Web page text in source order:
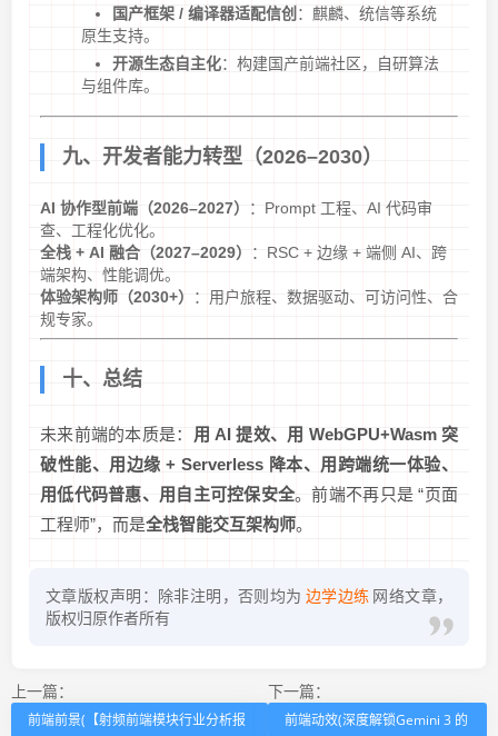
国产框架 / 编译器适配信创 ：麒麟、统信等系统
原生支持。
开源生态自主化：构建国产前端社区，自研算法
与组件库。
九、开发者能力转型（2026–2030）
AI 协作型前端（2026–2027）
：Prompt 工程、AI 代码审
查、工程化优化。
全栈 + AI 融合（2027–2029）
：RSC + 边缘 + 端侧 AI、跨
端架构、性能调优。
体验架构师（2030+）
：用户旅程、数据驱动、可访问性、合
规专家。
十、总结
未来前端的本质是： 用 AI 提效、用 WebGPU+Wasm 突
破性能、用边缘 + Serverless 降本、用跨端统一体验、
用低代码普惠、用自主可控保安全。前端不再只是 “页面
工程师”，而是全栈智能交互架构师。
文章版权声明：除非注明，否则均为 边学边练 网络文章，
版权归原作者所有
上一篇：
前端前景(【射频前端模块行业分析报
下一篇：
前端动效(深度解锁Gemini 3 的